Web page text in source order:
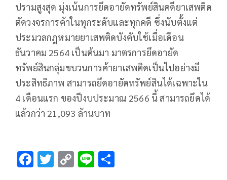
ปรามสูงสุด มุ่งเน้นการยึดอายัดทรัพย์สินคดียาเสพติด
ตัดวงจรการค้าในทุกระดับและทุกคดี ซึ่งนับตั้งแต่
ประมวลกฎหมายยาเสพติดบังคับใช้เมื่อเดือน
ธันวาคม 2564 เป็นต้นมา มาตรการยึดอายัด
ทรัพย์สินกลุ่มขบวนการค้ายาเสพติดเป็นไปอย่างมี
ประสิทธิภาพ สามารถยึดอายัดทรัพย์สินได้เฉพาะใน
4 เดือนแรก ของปีงบประมาณ 2566 นี้ สามารถยึดได้
แล้วกว่า 21,093 ล้านบาท
F T C Li